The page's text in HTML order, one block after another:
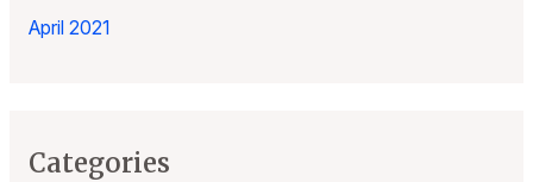
April 2021
Categories